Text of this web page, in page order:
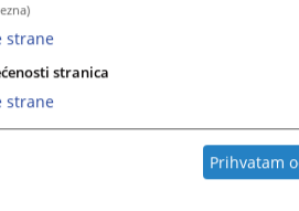
Evropska unija. Za njen sadržaj isključivo je odgovorno
BiH i ona ne odražava nužno stavove Evropske unije.
strane
stranica
strane
Prihvatam